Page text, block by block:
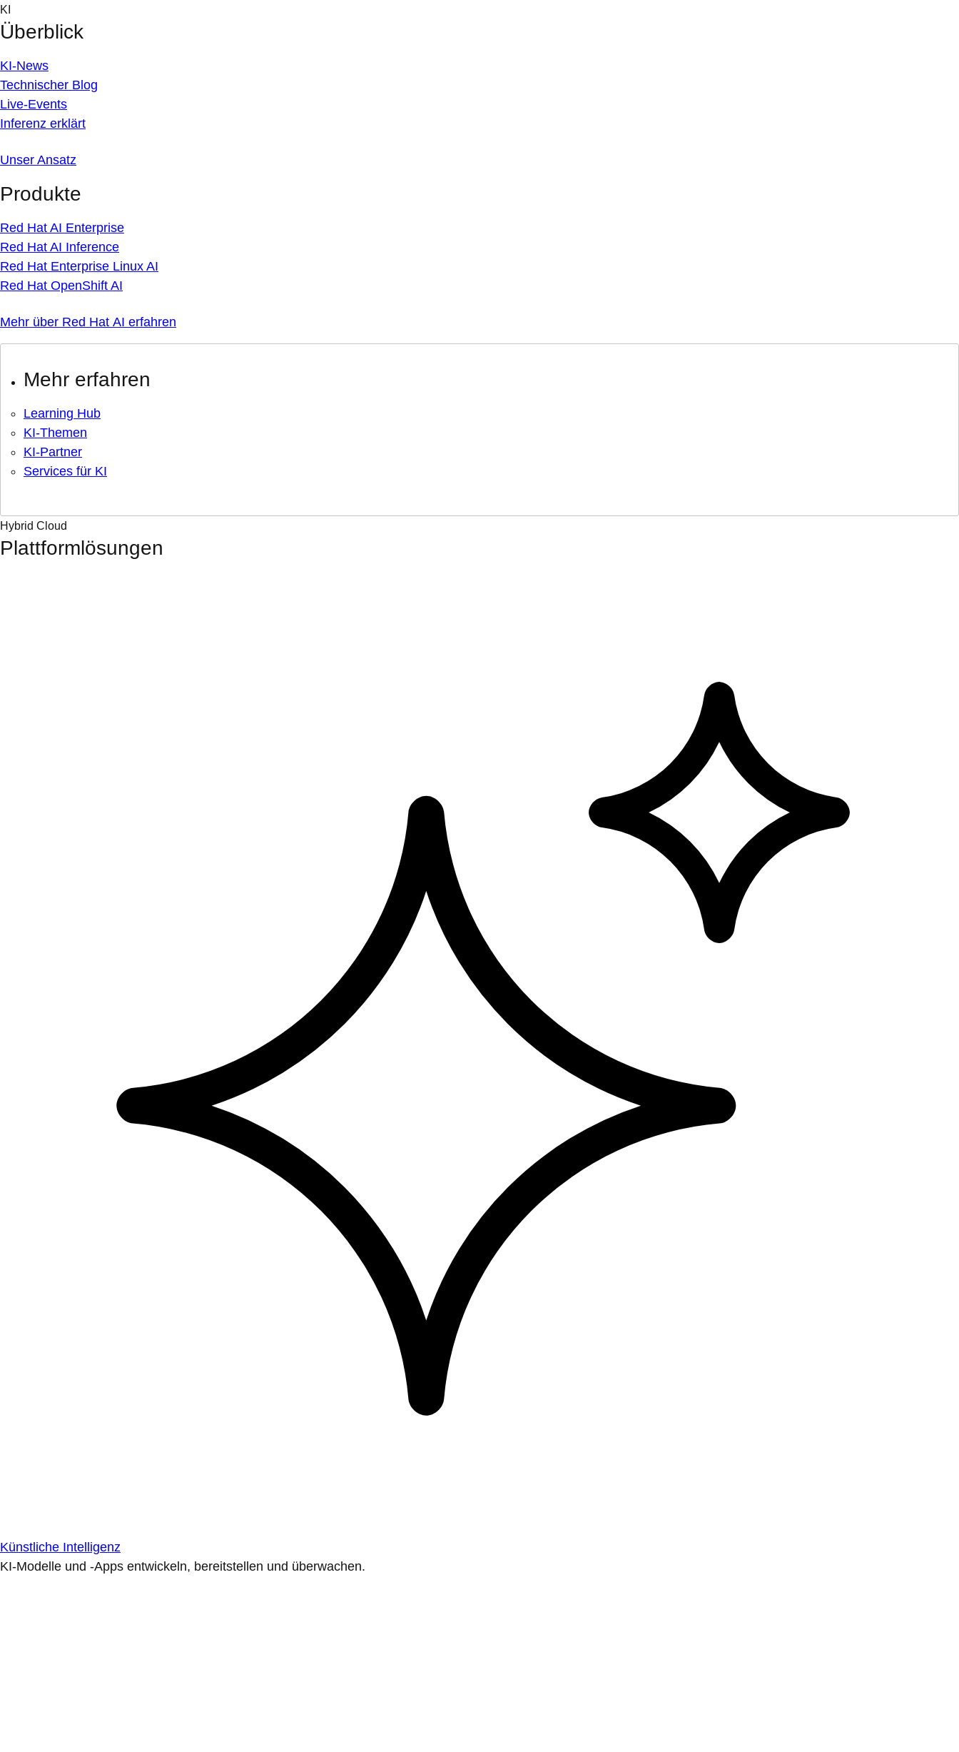
Skip
to
content
KI
Überblick
KI-News
Technischer Blog
Live-Events
Inferenz erklärt
Unser Ansatz
Produkte
Red Hat AI Enterprise
Red Hat AI Inference
Red Hat Enterprise Linux AI
Red Hat OpenShift AI
Mehr über Red Hat AI erfahren
Mehr erfahren
Learning Hub
KI-Themen
KI-Partner
Services für KI
Hybrid Cloud
Plattformlösungen
Künstliche Intelligenz
KI-Modelle und -Apps entwickeln, bereitstellen und überwachen.